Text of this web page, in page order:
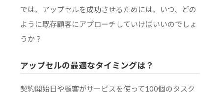
では、アップセルを成功させるためには、いつ、どの
ように既存顧客にアプローチしていけばいいのでしょ
うか？
アップセルの最適なタイミングは？
契約開始日や顧客がサービスを使って100個のタスク